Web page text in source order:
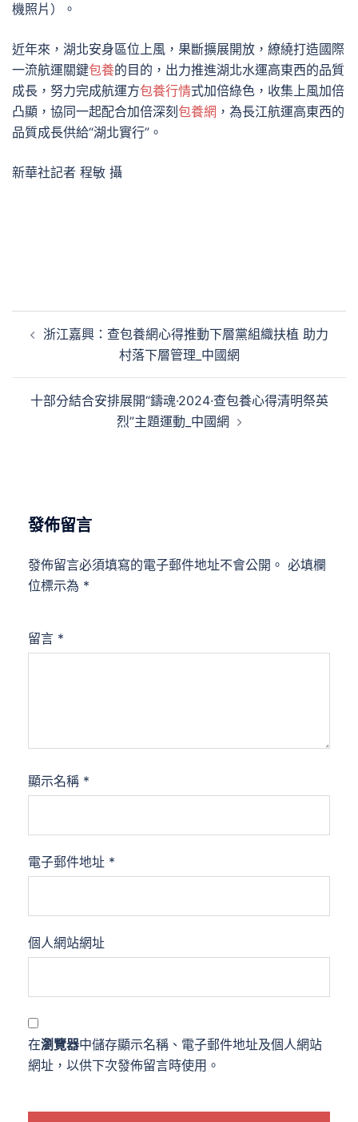
機照片）。
近年來，湖北安身區位上風，果斷擴展開放，繚繞打造國際
一流航運關鍵包養的目的，出力推進湖北水運高東西的品質
成長，努力完成航運方包養行情式加倍綠色，收集上風加倍
凸顯，協同一起配合加倍深刻包養網 ，為長江航運高東西的
品質成長供給“湖北實行”。
新華社記者 程敏 攝
浙江嘉興：查包養網心得推動下層黨組織扶植 助力
村落下層管理_中國網
十部分結合安排展開“鑄魂·2024·查包養心得清明祭英
烈”主題運動_中國網
發佈留言
發佈留言必須填寫的電子郵件地址不會公開。 必填欄
位標示為 *
留言 *
顯示名稱 *
電子郵件地址 *
個人網站網址
在瀏覽器中儲存顯示名稱、電子郵件地址及個人網站
網址，以供下次發佈留言時使用。